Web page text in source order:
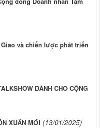
và chiến lược phát triển
DÀNH CHO CỘNG
XUÂN MỚI (13/01/2025)